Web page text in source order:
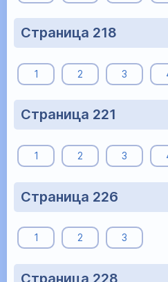
Страница 218
1 2 3
Страница 221
1 2 3
Страница 226
1 2 3
Страница 228